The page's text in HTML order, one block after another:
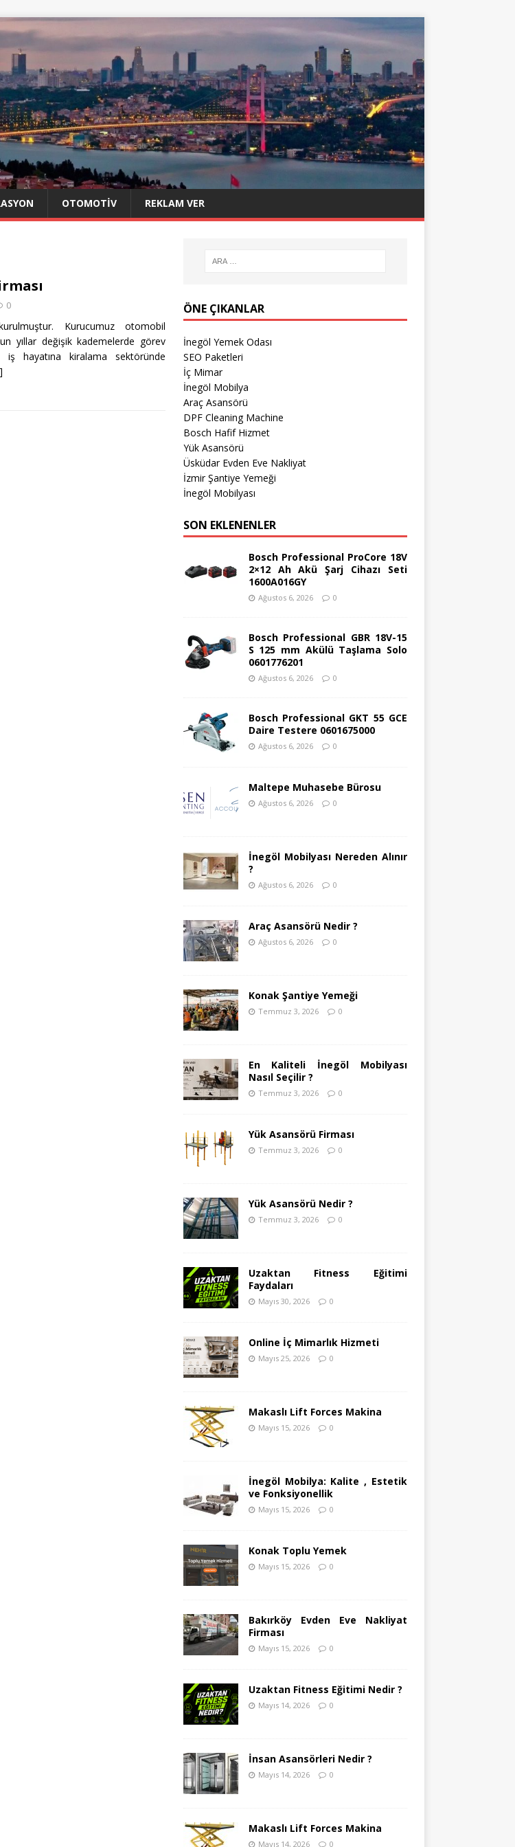
OTOMOTIV REKLAM VER
0
Kurucumuz otomobil
yıllar değişik kademelerde görev
iş hayatına kiralama sektöründe
ÖNE ÇIKANLAR
İnegöl Yemek Odası
SEO Paketleri
İç Mimar
İnegöl Mobilya
Araç Asansörü
DPF Cleaning Machine
Bosch Hafif Hizmet
Yük Asansörü
Üsküdar Evden Eve Nakliyat
İzmir Şantiye Yemeği
İnegöl Mobilyası
SON EKLENENLER
Bosch Professional ProCore 18V
2×12 Ah Akü Şarj Cihazı Seti
1600A016GY
Ağustos 6, 2026 0
Bosch Professional GBR 18V-15
S 125 mm Akülü Taşlama Solo
0601776201
Ağustos 6, 2026 0
Bosch Professional GKT 55 GCE
Daire Testere 0601675000
Ağustos 6, 2026 0
Maltepe Muhasebe Bürosu
Ağustos 6, 2026 0
İnegöl Mobilyası Nereden Alınır
?
Ağustos 6, 2026 0
Araç Asansörü Nedir ?
Ağustos 6, 2026 0
Konak Şantiye Yemeği
Temmuz 3, 2026 0
En Kaliteli İnegöl Mobilyası
Nasıl Seçilir ?
Temmuz 3, 2026 0
Yük Asansörü Firması
Temmuz 3, 2026 0
Yük Asansörü Nedir ?
Temmuz 3, 2026 0
Uzaktan Fitness Eğitimi
Faydaları
Mayıs 30, 2026 0
Online İç Mimarlık Hizmeti
Mayıs 25, 2026 0
Makaslı Lift Forces Makina
Mayıs 15, 2026 0
İnegöl Mobilya: Kalite , Estetik
ve Fonksiyonellik
Mayıs 15, 2026 0
Konak Toplu Yemek
Mayıs 15, 2026 0
Bakırköy Evden Eve Nakliyat
Firması
Mayıs 15, 2026 0
Uzaktan Fitness Eğitimi Nedir ?
Mayıs 14, 2026 0
İnsan Asansörleri Nedir ?
Mayıs 14, 2026 0
Makaslı Lift Forces Makina
Mayıs 14, 2026 0